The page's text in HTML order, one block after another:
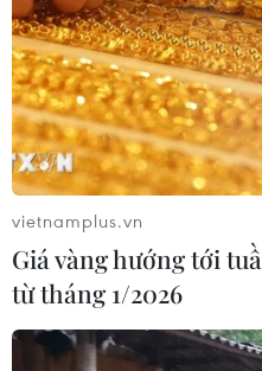
Có 50 cơ sở kiểm
chấp nhận phục vụ xuất
sầu riêng
07/08/2026 10:27
Hàn Quốc áp dụng ưu đãi
trợ 6 ngành công nghiệp
07/08/2026 10:21
vietnamplus.vn
Giá vàng hướng tới
từ tháng 1/2026